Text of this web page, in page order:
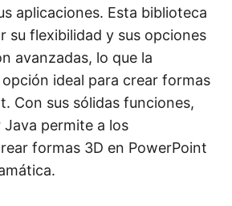
aplicaciones. Esta biblioteca
su flexibilidad y sus opciones
avanzadas, lo que la
ideal para crear formas
Con sus sólidas funciones,
Java permite a los
formas 3D en PowerPoint